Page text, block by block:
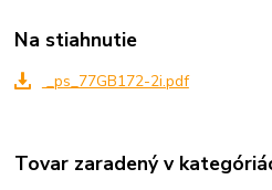
Na stiahnutie
_ps_77GB172-2i.pdf
Tovar zaradený v